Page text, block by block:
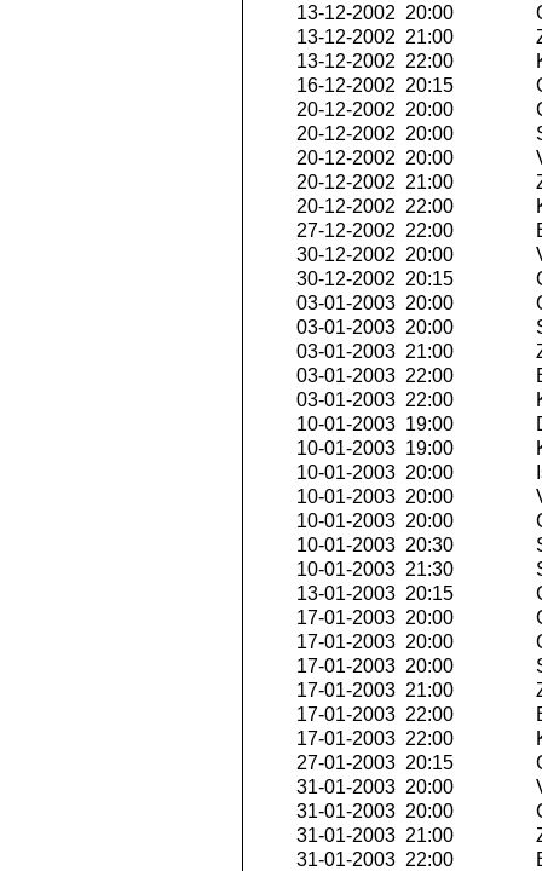
13-12-2002 20:00
13-12-2002 21:00
13-12-2002 22:00
16-12-2002 20:15
20-12-2002 20:00
20-12-2002 20:00
20-12-2002 20:00
20-12-2002 21:00
20-12-2002 22:00
27-12-2002 22:00
30-12-2002 20:00
30-12-2002 20:15
03-01-2003 20:00
03-01-2003 20:00
03-01-2003 21:00
03-01-2003 22:00
03-01-2003 22:00
10-01-2003 19:00
10-01-2003 19:00
10-01-2003 20:00
10-01-2003 20:00
10-01-2003 20:00
10-01-2003 20:30
10-01-2003 21:30
13-01-2003 20:15
17-01-2003 20:00
17-01-2003 20:00
17-01-2003 20:00
17-01-2003 21:00
17-01-2003 22:00
17-01-2003 22:00
27-01-2003 20:15
31-01-2003 20:00
31-01-2003 20:00
31-01-2003 21:00
31-01-2003 22:00